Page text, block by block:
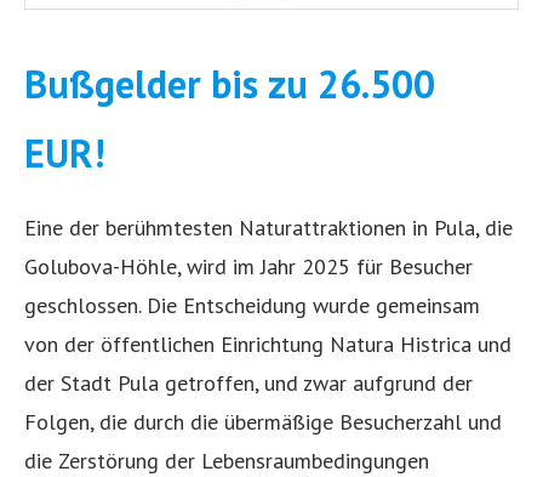
Bußgelder bis zu 26.500
EUR!
Eine der berühmtesten Naturattraktionen in Pula, die
Golubova-Höhle, wird im Jahr 2025 für Besucher
geschlossen. Die Entscheidung wurde gemeinsam
von der öffentlichen Einrichtung Natura Histrica und
der Stadt Pula getroffen, und zwar aufgrund der
Folgen, die durch die übermäßige Besucherzahl und
die Zerstörung der Lebensraumbedingungen